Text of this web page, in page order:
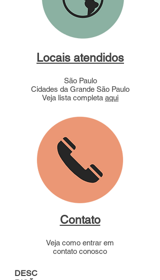
Locais atendidos
São Paulo
Cidades da Grande São Paulo
Veja lista completa aqui
Contato
Veja como entrar em
contato conosco
DESC